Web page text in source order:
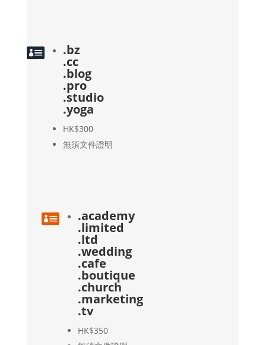
 .bz
.cc
.blog
.pro
.studio
.yoga
HK$300
無須文件證明
 .academy
.limited
.ltd
.wedding
.cafe
.boutique
.church
.marketing
.tv
HK$350